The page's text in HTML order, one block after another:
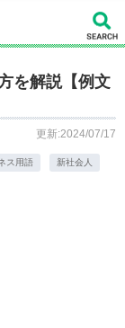
を解説【例文
更新:2024/07/17
ス用語 新社会人